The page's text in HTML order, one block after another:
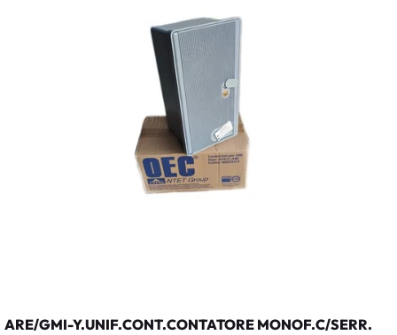
ARE/GMI-Y.UNIF.CONT.CONTATORE MONOF.C/SERR.